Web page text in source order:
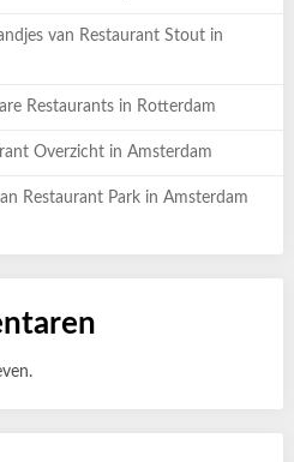
van Restaurant Stout in
Restaurants in Rotterdam
Overzicht in Amsterdam
Restaurant Park in Amsterdam